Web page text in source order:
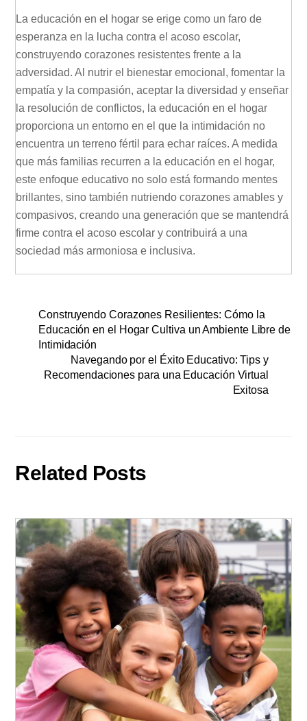
La educación en el hogar se erige como un faro de
esperanza en la lucha contra el acoso escolar,
construyendo corazones resistentes frente a la
adversidad. Al nutrir el bienestar emocional, fomentar la
empatía y la compasión, aceptar la diversidad y enseñar
la resolución de conflictos, la educación en el hogar
proporciona un entorno en el que la intimidación no
encuentra un terreno fértil para echar raíces. A medida
que más familias recurren a la educación en el hogar,
este enfoque educativo no solo está formando mentes
brillantes, sino también nutriendo corazones amables y
compasivos, creando una generación que se mantendrá
firme contra el acoso escolar y contribuirá a una
sociedad más armoniosa e inclusiva.
Construyendo Corazones Resilientes: Cómo la
Educación en el Hogar Cultiva un Ambiente Libre de
Intimidación
Navegando por el Éxito Educativo: Tips y
Recomendaciones para una Educación Virtual
Exitosa
Related Posts